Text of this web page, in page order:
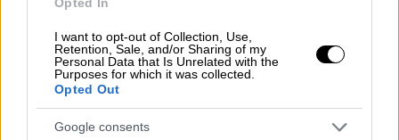
I want to opt-out of Collection, Use,
Retention, Sale, and/or Sharing of my
Personal Data that Is Unrelated with the
Purposes for which it was collected.
Opted Out
Google consents